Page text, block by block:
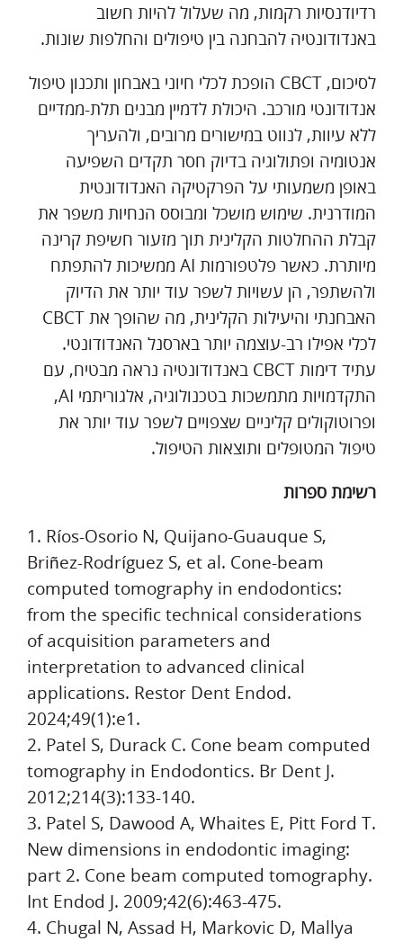
רדיודנסיות רקמות, מה שעלול להיות חשוב
באנדודונטיה להבחנה בין טיפולים והחלפות שונות.
לסיכום, CBCT הופכת לכלי חיוני באבחון ותכנון טיפול
אנדודונטי מורכב. היכולת לדמיין מבנים תלת-ממדיים
ללא עיוות, לנווט במישורים מרובים, ולהעריך
אנטומיה ופתולוגיה בדיוק חסר תקדים השפיעה
באופן משמעותי על הפרקטיקה האנדודונטית
המודרנית. שימוש מושכל ומבוסס הנחיות משפר את
קבלת ההחלטות הקלינית תוך מזעור חשיפת קרינה
מיותרת. כאשר פלטפורמות AI ממשיכות להתפתח
ולהשתפר, הן עשויות לשפר עוד יותר את הדיוק
האבחנתי והיעילות הקלינית, מה שהופך את CBCT
לכלי אפילו רב-עוצמה יותר בארסנל האנדודונטי.
עתיד דימות CBCT באנדודונטיה נראה מבטיח, עם
התקדמויות מתמשכות בטכנולוגיה, אלגוריתמי AI,
ופרוטוקולים קליניים שצפויים לשפר עוד יותר את
טיפול המטופלים ותוצאות הטיפול.
רשימת ספרות
1. Ríos-Osorio N, Quijano-Guauque S,
Briñez-Rodríguez S, et al. Cone-beam
computed tomography in endodontics:
from the specific technical considerations
of acquisition parameters and
interpretation to advanced clinical
applications. Restor Dent Endod.
2024;49(1):e1.
2. Patel S, Durack C. Cone beam computed
tomography in Endodontics. Br Dent J.
2012;214(3):133-140.
3. Patel S, Dawood A, Whaites E, Pitt Ford T.
New dimensions in endodontic imaging:
part 2. Cone beam computed tomography.
Int Endod J. 2009;42(6):463-475.
4. Chugal N, Assad H, Markovic D, Mallya